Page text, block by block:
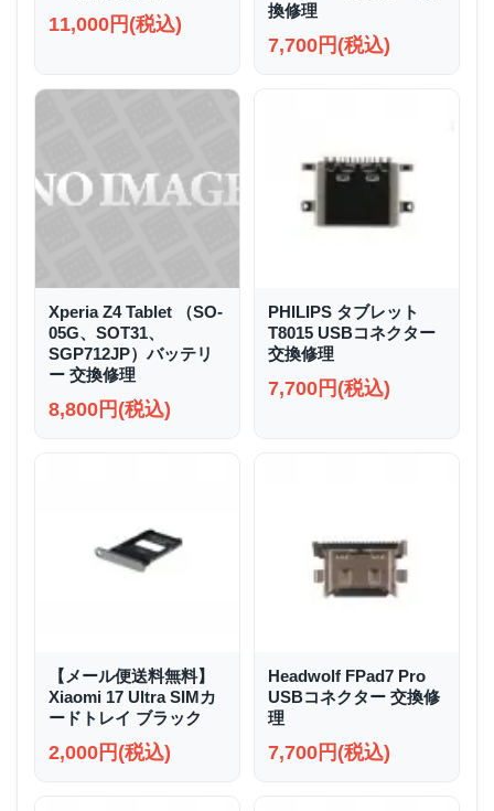
11,000円(税込)
換修理
7,700円(税込)
Xperia Z4 Tablet （SO-
05G、SOT31、
SGP712JP）バッテリ
ー 交換修理
8,800円(税込)
PHILIPS タブレット
T8015 USBコネクター
交換修理
7,700円(税込)
【メール便送料無料】
Xiaomi 17 Ultra SIMカ
ードトレイ ブラック
2,000円(税込)
Headwolf FPad7 Pro
USBコネクター 交換修
理
7,700円(税込)